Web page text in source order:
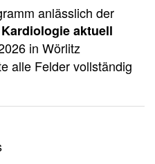
anlässlich der
aktuell
in Wörlitz
alle Felder vollständig